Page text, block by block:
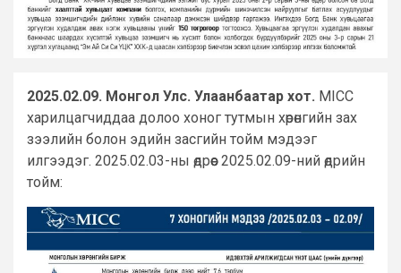
2025.02.09. Монгол Улс. Улаанбаатар хот. MICC
харилцагчиддаа долоо хоног тутмын хөрөнгийн зах
зээлийн болон эдийн засгийн тойм мэдээг
илгээдэг. 2025.02.03-ны өдрөөс 2025.02.09-ний өдрийн
тойм: